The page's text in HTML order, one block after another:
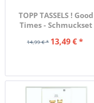
TOPP TASSELS ! Good
Times - Schmuckset
14,99 € * 13,49 € *